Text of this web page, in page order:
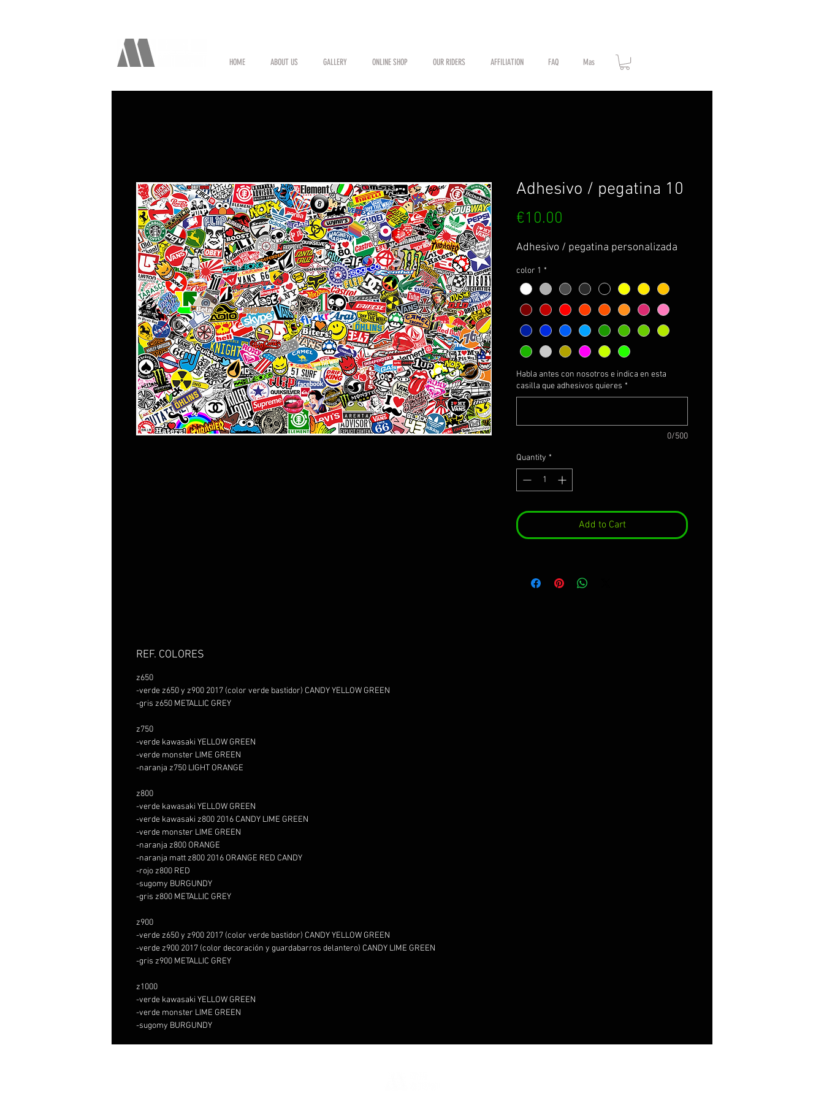
HOME ABOUT US GALLERY ONLINE SHOP OUR RIDERS AFFILIATION FAQ Mas
Adhesivo / pegatina 10
€10.00
Adhesivo / pegatina personalizada
color 1 *
Habla antes con nosotros e indica en esta
casilla que adhesivos quieres *
0/500
Quantity *
Add to Cart
REF. COLORES
z650
-verde z650 y z900 2017 (color verde bastidor) CANDY YELLOW GREEN
-gris z650 METALLIC GREY
z750
-verde kawasaki YELLOW GREEN
-verde monster LIME GREEN
-naranja z750 LIGHT ORANGE
z800
-verde kawasaki YELLOW GREEN
-verde kawasaki z800 2016 CANDY LIME GREEN
-verde monster LIME GREEN
-naranja z800 ORANGE
-naranja matt z800 2016 ORANGE RED CANDY
-rojo z800 RED
-sugomy BURGUNDY
-gris z800 METALLIC GREY
z900
-verde z650 y z900 2017 (color verde bastidor) CANDY YELLOW GREEN
-verde z900 2017 (color decoración y guardabarros delantero) CANDY LIME GREEN
-gris z900 METALLIC GREY
z1000
-verde kawasaki YELLOW GREEN
-verde monster LIME GREEN
-sugomy BURGUNDY